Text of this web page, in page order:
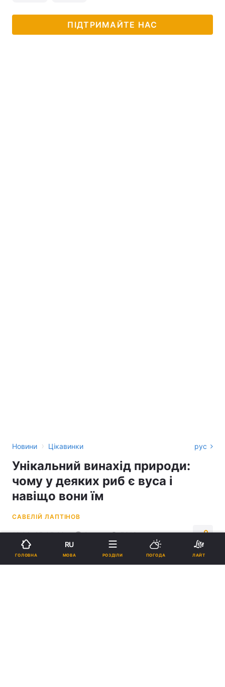
ПІДТРИМАЙТЕ НАС
Новини › Цікавинки рус
Унікальний винахід природи:
чому у деяких риб є вуса і
навіщо вони їм
САВЕЛІЙ ЛАПТІНОВ
12:00, 25.05.26 2 хв. 5319
Підпишіться на нас в Google
ГОЛОВНА
RU
МОВА РОЗДІЛИ ПОГОДА ЛАЙТ